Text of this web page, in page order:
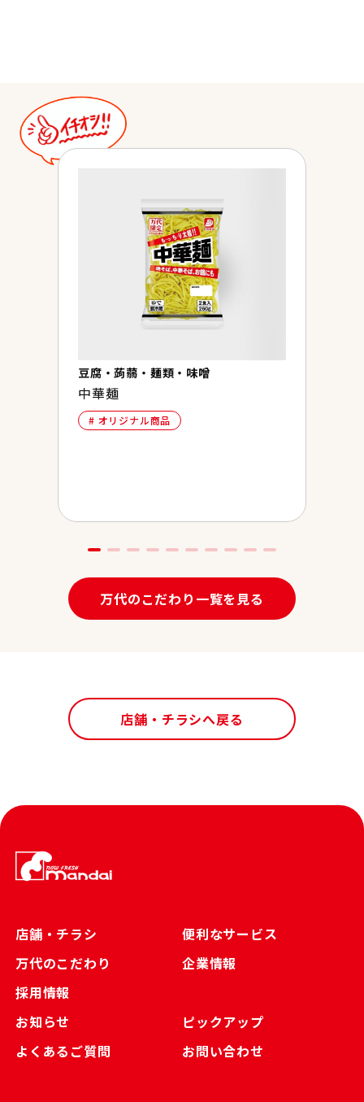
豆腐・蒟蒻・麺類・味噌
中華麺
オリジナル商品
万代のこだわり一覧を見る
店舗・チラシへ戻る
店舗・チラシ
便利なサービス
万代のこだわり
企業情報
採用情報
お知らせ
ピックアップ
よくあるご質問
お問い合わせ